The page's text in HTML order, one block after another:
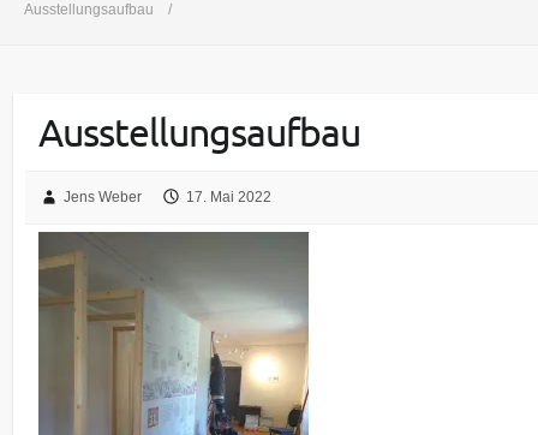
Ausstellungsaufbau
Ausstellungsaufbau
Jens Weber 17. Mai 2022